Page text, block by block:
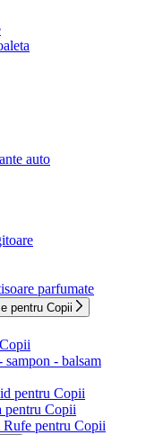
auto
parfumate
pentru Copii
- balsam
pentru Copii
pentru Copii
Rufe pentru Copii